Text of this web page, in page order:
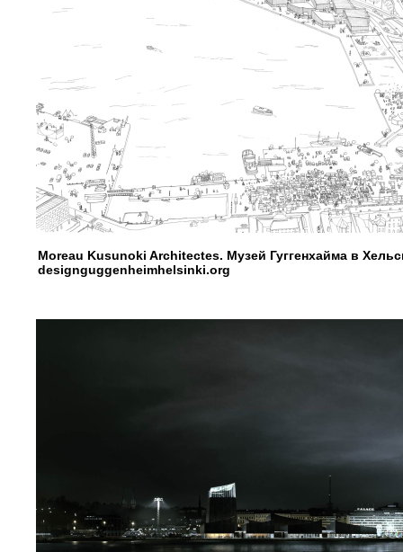
Moreau Kusunoki Architectes. Музей Гуггенхайма в
designguggenheimhelsinki.org